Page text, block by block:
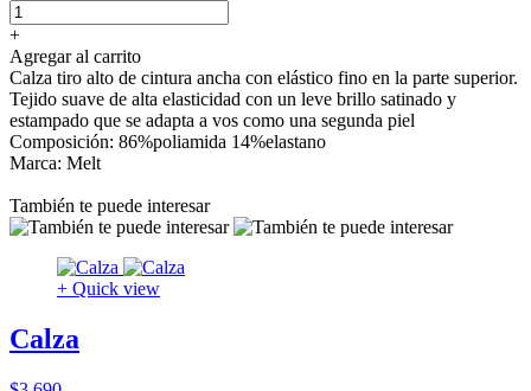
+
Agregar al carrito
Calza tiro alto de cintura ancha con elástico fino en la parte superior.
Tejido suave de alta elasticidad con un leve brillo satinado y
estampado que se adapta a vos como una segunda piel
Composición: 86%poliamida 14%elastano
Marca: Melt
También te puede interesar
+ Quick view
Calza